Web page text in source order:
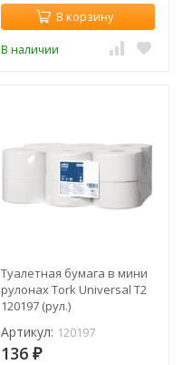
В корзину
В наличии
Туалетная бумага в мини
рулонах Tork Universal T2
120197 (рул.)
Артикул: 120197
136 ₽